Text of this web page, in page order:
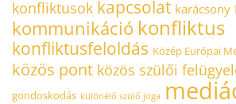
konfliktusok kapcsolat karácsony
kommunikáció konfliktus
konfliktusfeloldás Közép Európai
közös pont közös szülői
gondoskodás különélő szülő joga